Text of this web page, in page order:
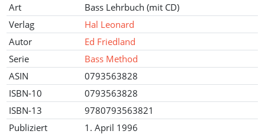
Art
Bass Lehrbuch (mit CD)
Verlag
Hal Leonard
Autor
Ed Friedland
Serie
Bass Method
ASIN
0793563828
ISBN-10
0793563828
ISBN-13
9780793563821
Publiziert
1. April 1996